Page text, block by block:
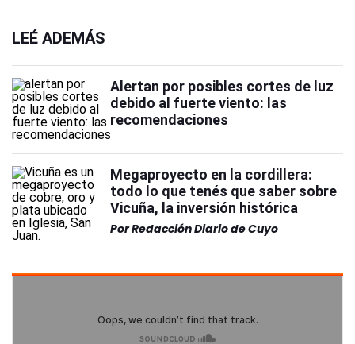
LEÉ ADEMÁS
Alertan por posibles cortes de luz
debido al fuerte viento: las
recomendaciones
Megaproyecto en la cordillera:
todo lo que tenés que saber sobre
Vicuña, la inversión histórica
PorRedacción Diario de Cuyo